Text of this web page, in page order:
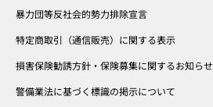
暴力団等反社会的勢力排除宣言
特定商取引（通信販売）に関する表示
損害保険勧誘方針・保険募集に関するお知らせ
警備業法に基づく標識の掲示について